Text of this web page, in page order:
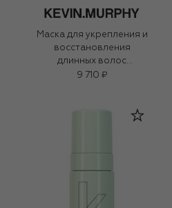
Маска для укрепления и
восстановления
длинных волос
YOUNG.AGAIN.MASQUE
9 710 ₽